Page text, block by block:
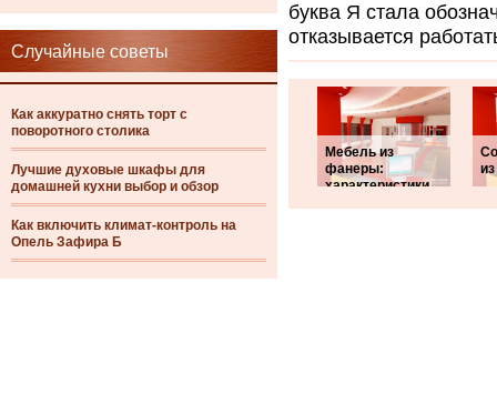
Случайные советы
Как аккуратно снять торт с
поворотного столика
Лучшие духовые шкафы для
домашней кухни выбор и обзор
Как включить климат-контроль на
Опель Зафира Б
буква Я стала
отказывается
Мебель из
фанеры:
характеристики